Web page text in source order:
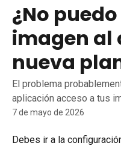
¿No
imagen al
nueva
El problema
aplicación acceso a tus
7 de mayo de 2026
Debes ir a la